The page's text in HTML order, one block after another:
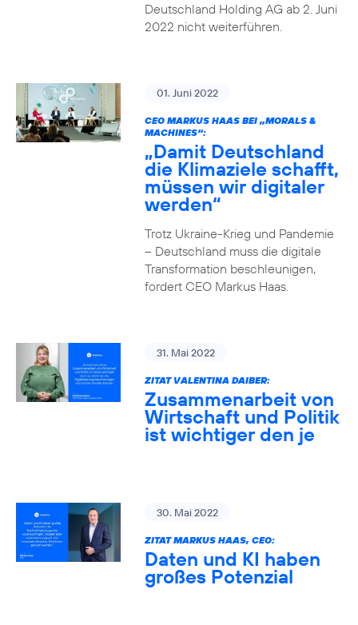
Deutschland Holding AG ab 2. Juni
2022 nicht weiterführen.
01. Juni 2022
CEO MARKUS HAAS BEI „MORALS &
MACHINES“:
„Damit Deutschland
die Klimaziele schafft,
müssen wir digitaler
werden“
Trotz Ukraine-Krieg und Pandemie
– Deutschland muss die digitale
Transformation beschleunigen,
fordert CEO Markus Haas.
31. Mai 2022
ZITAT VALENTINA DAIBER:
Zusammenarbeit von
Wirtschaft und Politik
ist wichtiger den je
30. Mai 2022
ZITAT MARKUS HAAS, CEO:
Daten und KI haben
großes Potenzial